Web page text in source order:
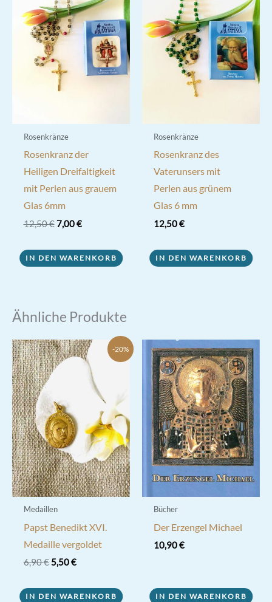
Rosenkränze
Rosenkranz der
Heiligen Dreifaltigkeit
mit Perlen aus grauem
Glas 6mm
12,50€ Ursprünglicher
12,50 €
7,00€Aktueller
7,00 €.
IN DEN WARENKORB
Rosenkränze
Rosenkranz des
Vaterunsers mit
Perlen aus grünem
Glas 6 mm
12,50€
IN DEN WARENKORB
Ähnliche Produkte
-20%
Medaillen
Papst Benedikt XVI.
Medaille vergoldet
6,90€ Ursprünglicher
6,90 €
5,50€Aktueller
5,50 €.
IN DEN WARENKORB
Bücher
Der Erzengel Michael
10,90€
IN DEN WARENKORB